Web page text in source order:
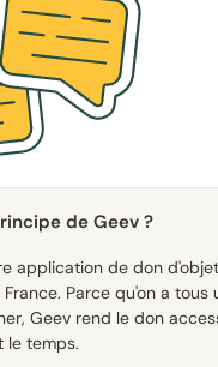
de Geev ?
application de don
Parce qu'on a tous
Geev rend le don
le temps.